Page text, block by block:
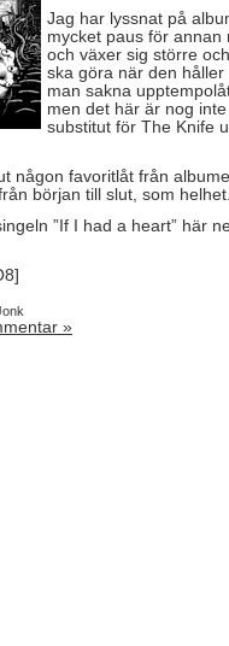
Jag har lyssnat på
mycket paus för annan
och växer sig större
ska göra när den
man sakna
men det här är nog
substitut för The Knife
någon favoritlåt från
början till slut, som
”If I had a heart” här
»